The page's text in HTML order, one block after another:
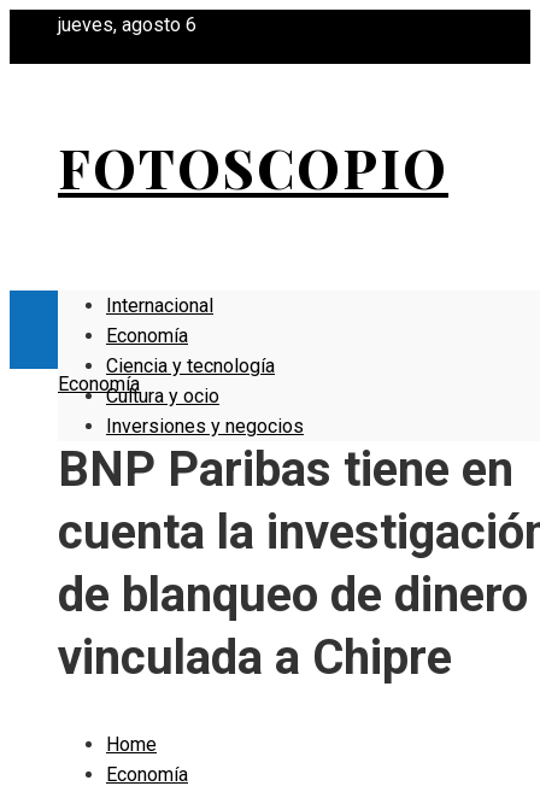
jueves, agosto 6
FOTOSCOPIO
Internacional
Economía
Ciencia y tecnología
Cultura y ocio
Inversiones y negocios
Economía
BNP Paribas tiene en
cuenta la
de blanqueo de dinero
vinculada a Chipre
Home
Economía